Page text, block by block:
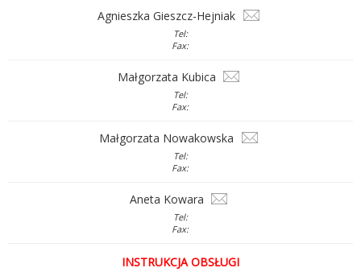
Agnieszka Gieszcz-Hejniak
Tel:
Fax:
Małgorzata Kubica
Tel:
Fax:
Małgorzata Nowakowska
Tel:
Fax:
Aneta Kowara
Tel:
Fax:
INSTRUKCJA OBSŁUGI